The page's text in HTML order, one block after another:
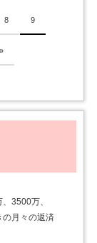
8 9
»
3500万、
の月々の返済